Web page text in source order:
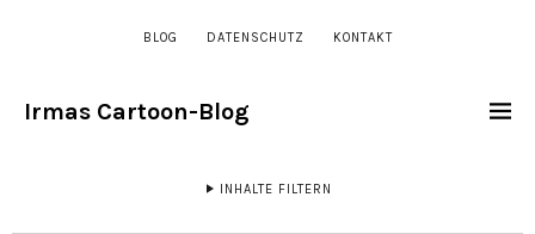
BLOG DATENSCHUTZ KONTAKT
Irmas Cartoon-Blog
INHALTE FILTERN